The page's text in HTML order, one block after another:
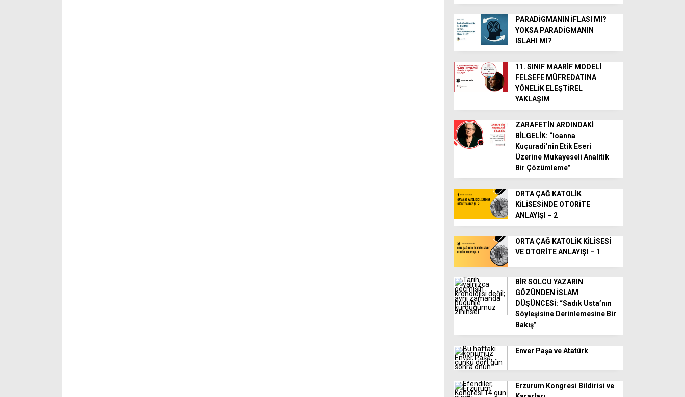
PARADİGMANIN İFLASI MI?
YOKSA PARADİGMANIN
ISLAHI MI?
11. SINIF MAARİF MODELİ
FELSEFE MÜFREDATINA
YÖNELİK ELEŞTİREL
YAKLAŞIM
ZARAFETİN ARDINDAKİ
BİLGELİK: “Ioanna
Kuçuradi’nin Etik Eseri
Üzerine Mukayeseli Analitik
Bir Çözümleme”
ORTA ÇAĞ KATOLİK
KİLİSESİNDE OTORİTE
ANLAYIŞI – 2
ORTA ÇAĞ KATOLİK KİLİSESİ
VE OTORİTE ANLAYIŞI – 1
BİR SOLCU YAZARIN
GÖZÜNDEN İSLAM
DÜŞÜNCESİ: “Sadık Usta’nın
Söyleşisine Derinlemesine Bir
Bakış”
Enver Paşa ve Atatürk
Erzurum Kongresi Bildirisi ve